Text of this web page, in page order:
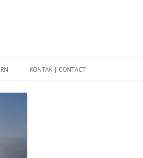
KONTAK | CONTACT